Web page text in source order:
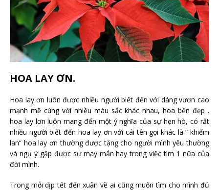
HOA LAY ƠN.
Hoa lay ơn luôn được nhiều người biết đến với dáng vươn cao
mạnh mẽ cùng với nhiều màu sắc khác nhau, hoa bền đẹp .
hoa lay lơn luôn mang đến một ý nghĩa của sự hẹn hò, có rất
nhiều người biết đến hoa lay ơn với cái tên gọi khác là “ khiếm
lan” hoa lay ơn thường được tặng cho người mình yêu thường
và ngụ ý gặp được sự may mắn hay trong việc tìm 1 nữa của
đời mình.
Trong mỗi dịp tết đến xuân về ai cũng muốn tìm cho mình đủ